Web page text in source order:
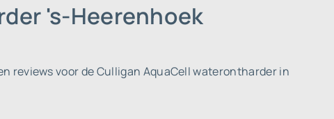
's-Heerenhoek
reviews voor de Culligan AquaCell waterontharder in